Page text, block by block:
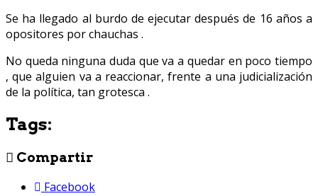
Se ha llegado al burdo de ejecutar después de 16 años a
opositores por chauchas .
No queda ninguna duda que va a quedar en poco tiempo
, que alguien va a reaccionar, frente a una judicialización
de la política, tan grotesca .
Tags:
Compartir
Facebook